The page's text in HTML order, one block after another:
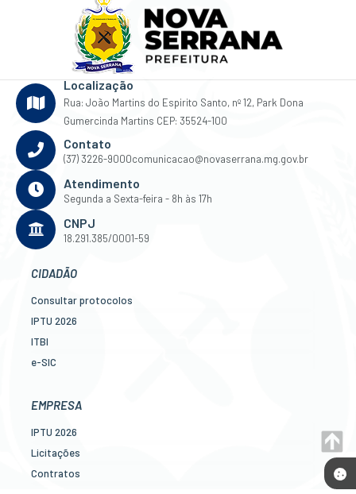
Localização
Rua: João Martins do Espirito Santo, nº 12, Park Dona
Gumercinda Martins CEP: 35524-100
Contato
(37) 3226-9000comunicacao@novaserrana.mg.gov.br
Atendimento
Segunda a Sexta-feira - 8h às 17h
CNPJ
18.291.385/0001-59
CIDADÃO
Consultar protocolos
IPTU 2026
ITBI
e-SIC
Legislação
EMPRESA
IPTU 2026
Licitações
Contratos